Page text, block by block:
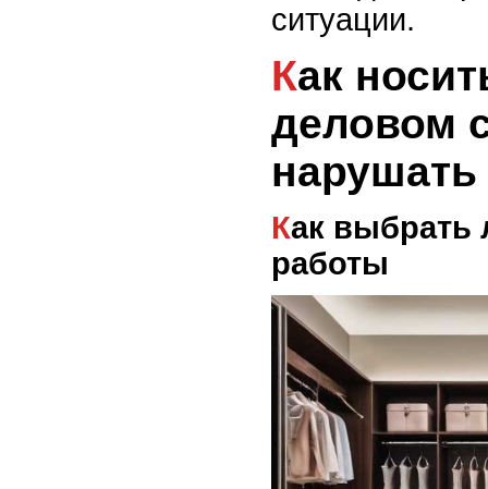
ситуации.
Как носить леггинсы в
деловом
нарушать
Как выбрать леггинсы для
работы